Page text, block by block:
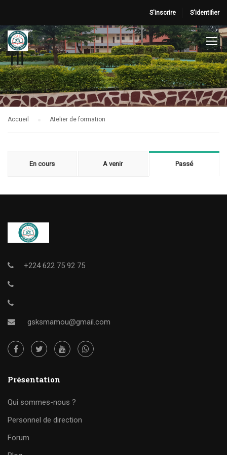
S'inscrire S'identifier
Accueil Atelier de formation
En cours A venir Passé
+224 622 75 92 75
gsksmamou@gmail.com
Présentation
Qui sommes-nous ?
Personnel de direction
Forum